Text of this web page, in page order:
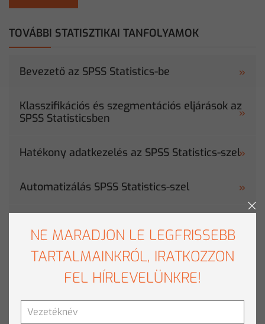
TOVÁBBI STATISZTIKAI TANFOLYAMOK
Bevezető az SPSS Statistics-be
Klasszifikációs és szegmentációs eljárások az
SPSS Statisticsben
Hatékony adatkezelés az SPSS Statistics-szel
Automatizálás SPSS Statistics-szel
ben
TOVÁBBI RENDEZVÉNYEK
A Clementine által szervezett rendezvények bemutatják
NE MARADJON LE LEGFRISSEBB
TARTALMAINKRÓL, IRATKOZZON
FEL HÍRLEVELÜNKRE!